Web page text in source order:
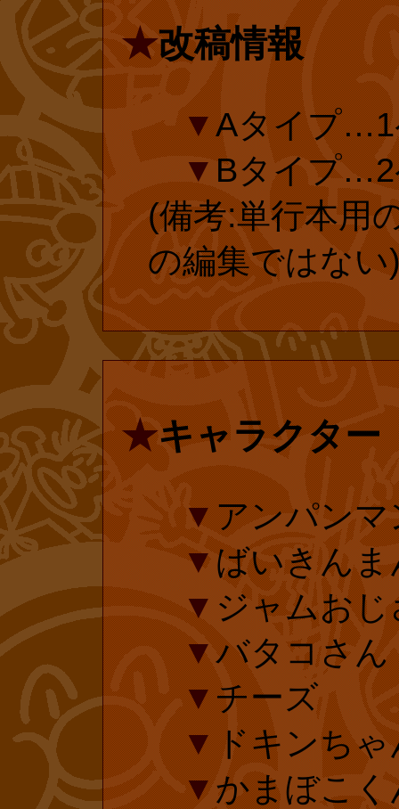
■『「ア
ニ・ブック
25巻)(やな
ページ 絶版
の投票で復
復刊ドットコ
されている『
ブックス』の
の書店での復
します!
■『【原
としょくぱ
メルヘン傑
=やなせ・
投票済みのフ
ありがとうご
ら、復刊ドッ
23年)1月に大
われ、それに伴
入されました
延長手続きし
後の延長手続
ます。
★改稿情報
▼Aタイプ…1
▼Bタイプ…2
(備考:単行本用
の編集ではない
★キャラクター
▼アンパンマ
▼ばいきんま
▼ジャムおじ
▼バタコさん
▼チーズ
▼ドキンちゃ
▼かまぼこ